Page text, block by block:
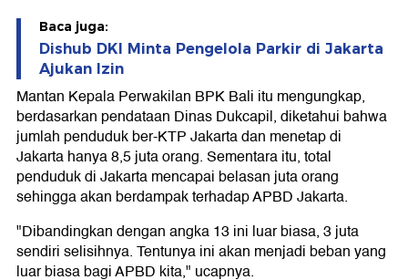
Baca juga:
Dishub DKI Minta Pengelola Parkir di Jakarta
Ajukan Izin
Mantan Kepala Perwakilan BPK Bali itu mengungkap,
berdasarkan pendataan Dinas Dukcapil, diketahui bahwa
jumlah penduduk ber-KTP Jakarta dan menetap di
Jakarta hanya 8,5 juta orang. Sementara itu, total
penduduk di Jakarta mencapai belasan juta orang
sehingga akan berdampak terhadap APBD Jakarta.
"Dibandingkan dengan angka 13 ini luar biasa, 3 juta
sendiri selisihnya. Tentunya ini akan menjadi beban yang
luar biasa bagi APBD kita," ucapnya.